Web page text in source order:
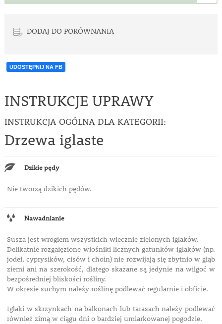
DODAJ DO PORÓWNANIA
UDOSTĘPNIJ NA FB
INSTRUKCJE UPRAWY
INSTRUKCJA OGÓLNA DLA KATEGORII:
Drzewa iglaste
Dzikie pędy
Nie tworzą dzikich pędów.
Nawadnianie
Susza jest wrogiem wszystkich wiecznie zielonych iglaków.
Delikatnie rozgałęzione włośniki licznych gatunków iglaków (np.
jodeł, cyprysików, cisów i choin) nie rozwijają się zbytnio w głąb
ziemi ani na szerokość, dlatego skazane są jedynie na wilgoć w
bezpośredniej bliskości rośliny.
W okresie suchym należy roślinę podlewać regularnie i obficie.
Iglaki w skrzynkach na balkonach lub tarasach należy podlewać
również zimą w ciągu dni o bardziej umiarkowanej pogodzie.